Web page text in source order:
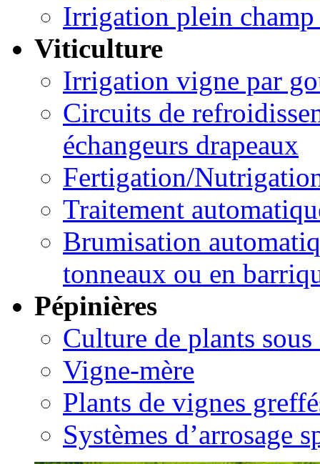
Irrigation plein champ
Viticulture
Irrigation vigne par
Circuits de
échangeurs drapeaux
Fertigation/
Traitement
Brumisation
tonneaux ou en
Pépinières
Culture de plants sous
Vigne-mère
Plants de vignes
Systèmes d’arrosage